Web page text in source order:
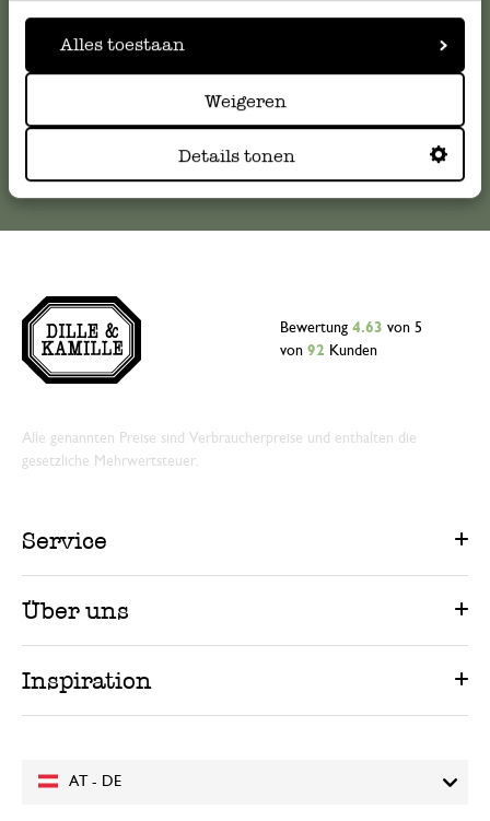
Alles toestaan
Weigeren
Details tonen
kundenservice@dille-kamille.at
AT - DE
Bewertung 4.63 von 5
von 92 Kunden
Alle genannten Preise sind Verbraucherpreise und enthalten die
gesetzliche Mehrwertsteuer.
Service
Über uns
Inspiration